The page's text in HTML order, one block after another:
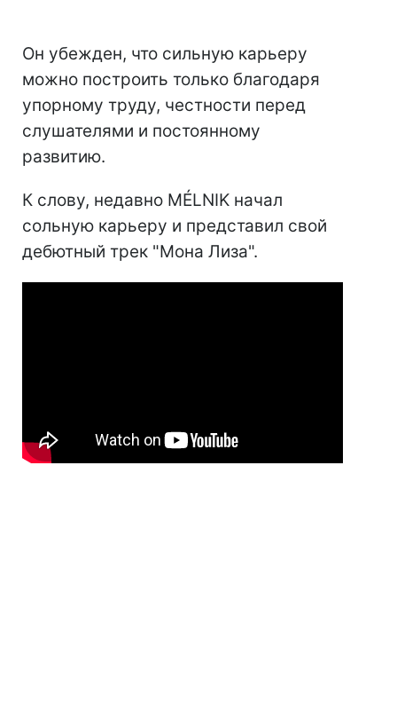
Он убежден, что сильную карьеру
можно построить только благодаря
упорному труду, честности перед
слушателями и постоянному
развитию.
К слову, недавно MÉLNIK начал
сольную карьеру и представил свой
дебютный трек "Мона Лиза".